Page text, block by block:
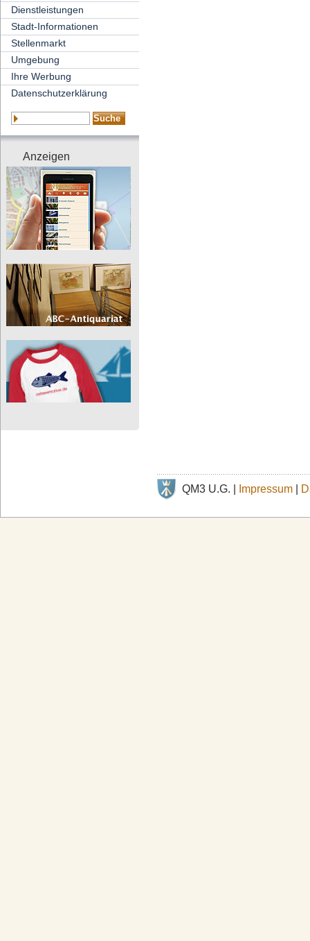
Dienstleistungen
Stadt-Informationen
Stellenmarkt
Umgebung
Ihre Werbung
Datenschutzerklärung
Anzeigen
QM3 U.G. | Impressum